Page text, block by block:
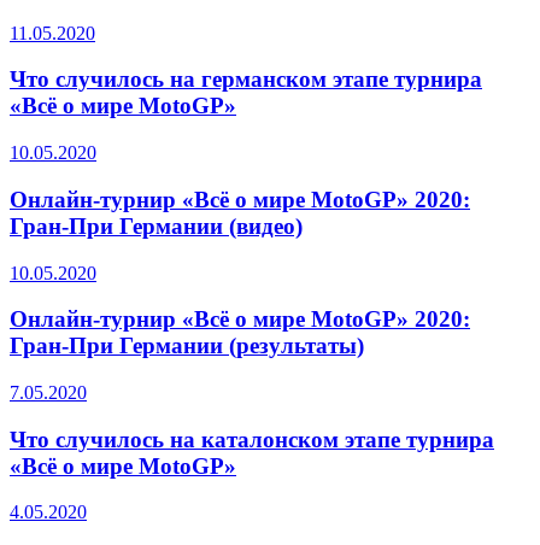
11.05.2020
Что случилось на германском этапе турнира
«Всё о мире MotoGP»
10.05.2020
Онлайн-турнир «Всё о мире MotoGP» 2020:
Гран-При Германии (видео)
10.05.2020
Онлайн-турнир «Всё о мире MotoGP» 2020:
Гран-При Германии (результаты)
7.05.2020
Что случилось на каталонском этапе турнира
«Всё о мире MotoGP»
4.05.2020